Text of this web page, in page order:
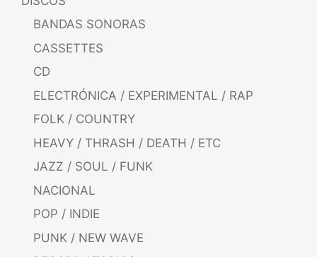
BANDAS SONORAS
CASSETTES
CD
ELECTRÓNICA / EXPERIMENTAL / RAP
FOLK / COUNTRY
HEAVY / THRASH / DEATH / ETC
JAZZ / SOUL / FUNK
NACIONAL
POP / INDIE
PUNK / NEW WAVE